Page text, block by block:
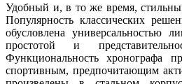
Удобный и, в то же время,
Популярность классических
обусловлена универсальностью
простотой и
Функциональность хронографа
спортивным, предпочитающим